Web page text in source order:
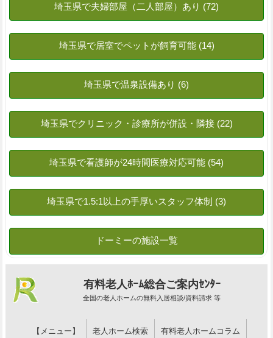
有料老人ﾎｰﾑ総合ご案内ｾﾝﾀｰ
全国の老人ホームの無料入居相談/資料請求 等
【メニュー】 老人ホーム検索 有料老人ホームコラム